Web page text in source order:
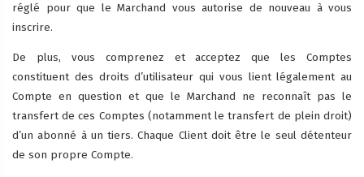
réglé pour que le Marchand vous autorise de nouveau à vous
inscrire.
De plus, vous comprenez et acceptez que les Comptes
constituent des droits d’utilisateur qui vous lient légalement au
Compte en question et que le Marchand ne reconnaît pas le
transfert de ces Comptes (notamment le transfert de plein droit)
d’un abonné à un tiers. Chaque Client doit être le seul détenteur
de son propre Compte.